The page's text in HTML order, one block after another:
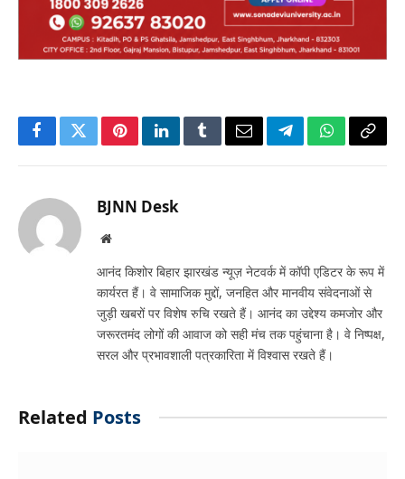
FacebookTwitterPinterestLinkedInTumblrEmailTelegramWhatsApp
Copy
BJNN Desk
Website
आनंद किशोर बिहार झारखंड न्यूज़ नेटवर्क में कॉपी एडिटर के रूप में
कार्यरत हैं। वे सामाजिक मुद्दों, जनहित और मानवीय संवेदनाओं से
जुड़ी खबरों पर विशेष रुचि रखते हैं। आनंद का उद्देश्य कमजोर और
जरूरतमंद लोगों की आवाज को सही मंच तक पहुंचाना है। वे निष्पक्ष,
सरल और प्रभावशाली पत्रकारिता में विश्वास रखते हैं।
Related Posts